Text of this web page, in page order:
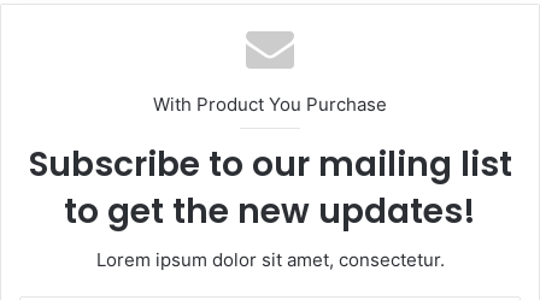
With Product You Purchase
Subscribe to our mailing list
to get the new updates!
Lorem ipsum dolor sit amet, consectetur.